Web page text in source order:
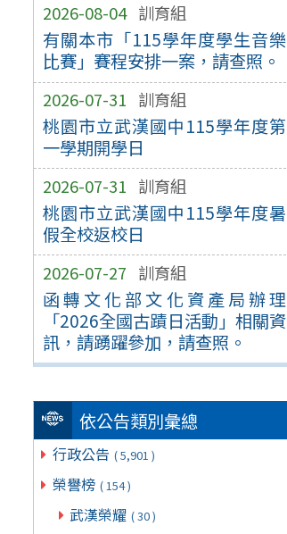
2026-08-04 訓育組
有關本市「115學年度學生音樂
比賽」賽程安排一案，請查照。
2026-07-31 訓育組
桃園市立武漢國中115學年度第
一學期開學日
2026-07-31 訓育組
桃園市立武漢國中115學年度暑
假全校返校日
2026-07-27 訓育組
函轉文化部文化資產局辦理
「2026全國古蹟日活動」相關資
訊，請踴躍參加，請查照。
依公告類別彙總
行政公告 ( 5,901 )
榮譽榜 ( 154 )
武漢榮耀 ( 30 )